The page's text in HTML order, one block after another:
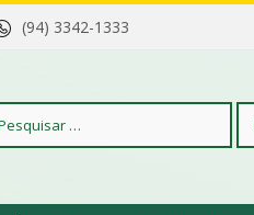
(94) 3342-1333